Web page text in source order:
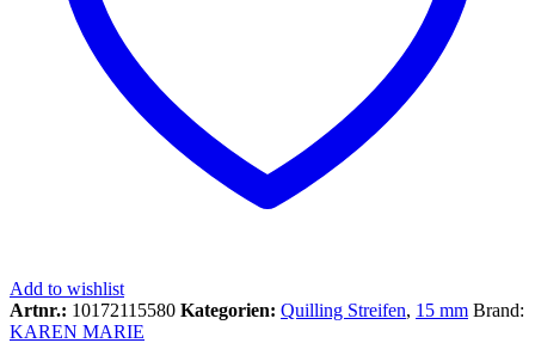
Add to wishlist
Artnr.: 10172115580 Kategorien: Quilling Streifen, 15 mm Brand:
KAREN MARIE